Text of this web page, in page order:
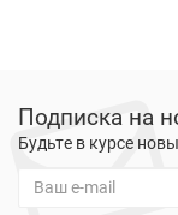
Подписка на
Будьте в курсе